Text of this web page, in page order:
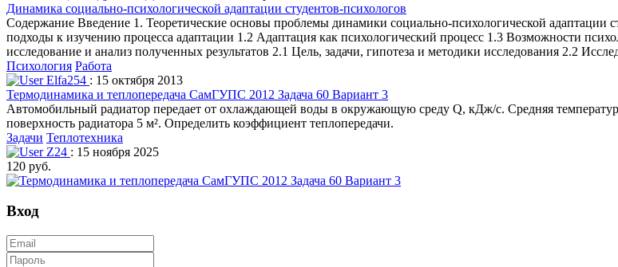
Динамика социально-психологической адаптации студентов-психологов
Содержание Введение 1. Теоретические основы проблемы динамики социально-психологической адаптации
подходы к изучению процесса адаптации 1.2 Адаптация как психологический процесс 1.3 Возможности
исследование и анализ полученных результатов 2.1 Цель, задачи, гипотеза и методики исследования 2.2
Психология Работа
Elfa254 : 15 октября 2013
Термодинамика и теплопередача СамГУПС 2012 Задача 60 Вариант 3
Автомобильный радиатор передает от охлаждающей воды в окружающую среду Q, кДж/c. Средняя
поверхность радиатора 5 м². Определить коэффициент теплопередачи.
Задачи Теплотехника
Z24 : 15 ноября 2025
120 руб.
Вход